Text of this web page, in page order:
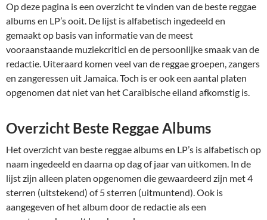
Op deze pagina is een overzicht te vinden van de beste reggae
albums en LP’s ooit. De lijst is alfabetisch ingedeeld en
gemaakt op basis van informatie van de meest
vooraanstaande muziekcritici en de persoonlijke smaak van de
redactie. Uiteraard komen veel van de reggae groepen, zangers
en zangeressen uit Jamaica. Toch is er ook een aantal platen
opgenomen dat niet van het Caraïbische eiland afkomstig is.
Overzicht Beste Reggae Albums
Het overzicht van beste reggae albums en LP’s is alfabetisch op
naam ingedeeld en daarna op dag of jaar van uitkomen. In de
lijst zijn alleen platen opgenomen die gewaardeerd zijn met 4
sterren (uitstekend) of 5 sterren (uitmuntend). Ook is
aangegeven of het album door de redactie als een